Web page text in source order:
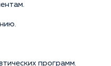
программ.